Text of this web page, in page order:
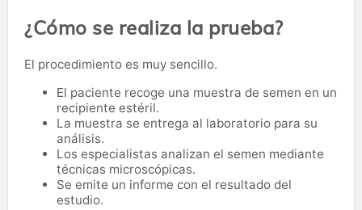
¿Cómo se realiza la prueba?
El procedimiento es muy sencillo.
El paciente recoge una muestra de semen en un
recipiente estéril.
La muestra se entrega al laboratorio para su
análisis.
Los especialistas analizan el semen mediante
técnicas microscópicas.
Se emite un informe con el resultado del
estudio.